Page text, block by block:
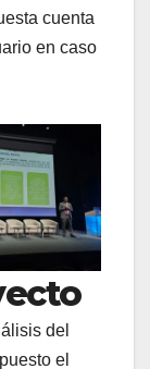
cuenta
en caso
del
el